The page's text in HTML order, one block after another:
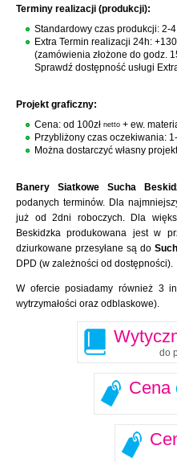
Terminy realizacji (produkcji):
Standardowy czas produkcji: 2-
Extra Termin realizacji 24h:
(zamówienia złożone do godz.
Sprawdź dostępność usługi
Projekt graficzny:
Cena: od 100zł netto + ew.
Przybliżony czas oczekiwania:
Można dostarczyć własny
Banery Siatkowe Sucha
podanych terminów. Dla
już od 2dni roboczych. Dla
Beskidzka produkowana jest w
dziurkowane przesyłane są do
DPD (w zależności od dostępności).
W ofercie posiadamy również 3
wytrzymałości oraz odblaskowe).
do
Cena